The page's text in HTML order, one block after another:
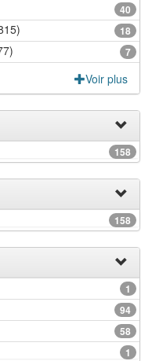
40
18
7
Voir plus
158
158
1
94
58
1